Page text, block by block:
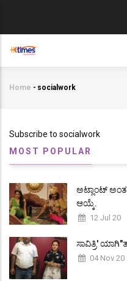
main
content
Home - socialwork
Subscribe to socialwork
MOST POPULAR
ಅಟ್ಲಾಂಟ್
ಆಯ್ಕೆ.
12 Jul 20
ಸಾವಿತ್ರಿ'
04 Nov 20